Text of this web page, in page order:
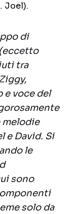
Joel).
di
tra
e voce del
melodie
e David. Si
le
sono
solo da